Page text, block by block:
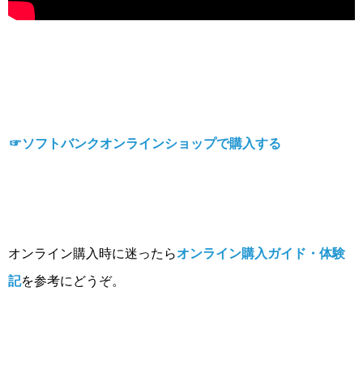
☞ソフトバンクオンラインショップで購入する
オンライン購入時に迷ったらオンライン購入ガイド・体験
記を参考にどうぞ。